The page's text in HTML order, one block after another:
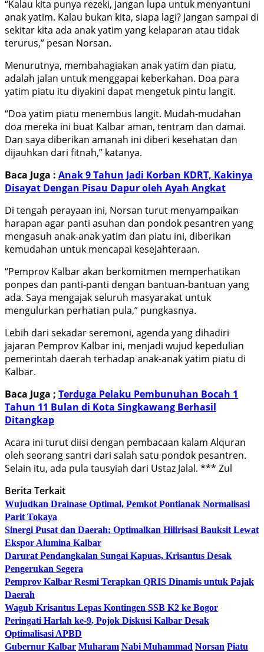
“Kalau kita punya rezeki, jangan lupa untuk menyantuni
anak yatim. Kalau bukan kita, siapa lagi? Jangan sampai di
sekitar kita ada anak yatim yang kelaparan atau tidak
terurus,” pesan Norsan.
Menurutnya, membahagiakan anak yatim dan piatu,
adalah jalan untuk menggapai keberkahan. Doa para
yatim piatu itu diyakini dapat mengetuk pintu langit.
“Doa yatim piatu menembus langit. Mudah-mudahan
doa mereka ini buat Kalbar aman, tentram dan damai.
Dan saya diberikan amanah ini diberi kesehatan dan
dijauhkan dari fitnah,” katanya.
Baca Juga : Anak 9 Tahun Jadi Korban KDRT, Kakinya
Disayat Dengan Pisau Dapur oleh Ayah Angkat
Di tengah perayaan ini, Norsan turut menyampaikan
harapan agar panti asuhan dan pondok pesantren yang
mengasuh anak-anak yatim dan piatu ini, diberikan
kemudahan untuk mencapai kesejahteraan.
“Pemprov Kalbar akan berkomitmen memperhatikan
ponpes dan panti-panti dengan bantuan-bantuan yang
ada. Saya mengajak seluruh masyarakat untuk
mengulurkan perhatian pula,” pungkasnya.
Lebih dari sekadar seremoni, agenda yang dihadiri
jajaran Pemprov Kalbar ini, menjadi wujud kepedulian
pemerintah daerah terhadap anak-anak yatim piatu di
Kalbar.
Baca Juga ; Terduga Pelaku Pembunuhan Bocah 1
Tahun 11 Bulan di Kota Singkawang Berhasil
Ditangkap
Acara ini turut diisi dengan pembacaan kalam Alquran
oleh seorang santri dari salah satu pondok pesantren.
Selain itu, ada pula tausyiah dari Ustaz Jalal. *** Zul
Berita Terkait
Wujudkan Drainase Optimal, Pemkot Pontianak Normalisasi
Parit Tokaya
Sinergi Pusat dan Daerah: Optimalkan Hilirisasi Bauksit Lewat
Ekspor Alumina Kalbar
Darurat Pendangkalan Sungai Kapuas, Krisantus Desak
Pengerukan Segera
Pemprov Kalbar Resmi Terapkan QRIS Dinamis untuk Pajak
Daerah
Wagub Krisantus Lepas Kontingen SSB K2 ke Bogor
Peringati Harlah ke-9, Pojok Diskusi Kalbar Desak
Optimalisasi APBD
Gubernur Kalbar Muharam Nabi Muhammad Norsan Piatu